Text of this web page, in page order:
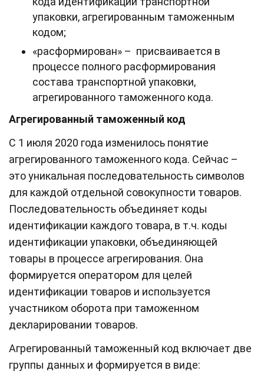
упаковки, агрегированным таможенным
кодом;
«расформирован» – присваивается в
процессе полного расформирования
состава транспортной упаковки,
агрегированного таможенного кода.
Агрегированный таможенный код
С 1 июля 2020 года изменилось понятие
агрегированного таможенного кода. Сейчас –
это уникальная последовательность символов
для каждой отдельной совокупности товаров.
Последовательность объединяет коды
идентификации каждого товара, в т.ч. коды
идентификации упаковки, объединяющей
товары в процессе агрегирования. Она
формируется оператором для целей
идентификации товаров и используется
участником оборота при таможенном
декларировании товаров.
Агрегированный таможенный код включает две
группы данных и формируется в виде: